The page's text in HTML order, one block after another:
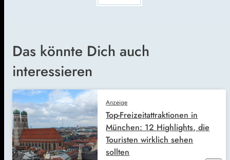
Das könnte Dich auch
interessieren
Anzeige
Top-Freizeitattraktionen in
München: 12 Highlights, die
Touristen wirklich sehen
sollten